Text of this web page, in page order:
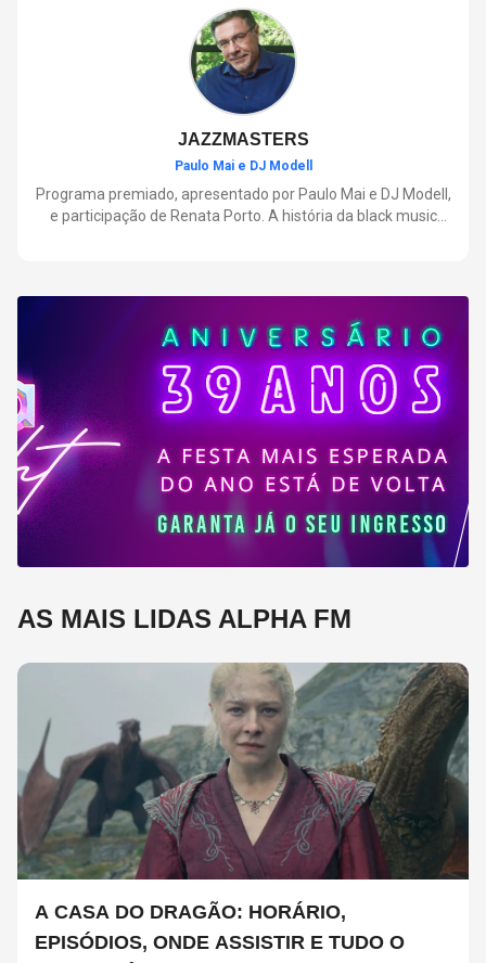
JAZZMASTERS
Paulo Mai e DJ Modell
Programa premiado, apresentado por Paulo Mai e DJ Modell,
e participação de Renata Porto. A história da black music
AS MAIS LIDAS ALPHA FM
A CASA DO DRAGÃO: HORÁRIO,
EPISÓDIOS, ONDE ASSISTIR E TUDO O